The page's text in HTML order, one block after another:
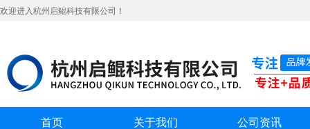
欢迎进入杭州启鲲科技有限公司！
首页 关于我们 公司资讯